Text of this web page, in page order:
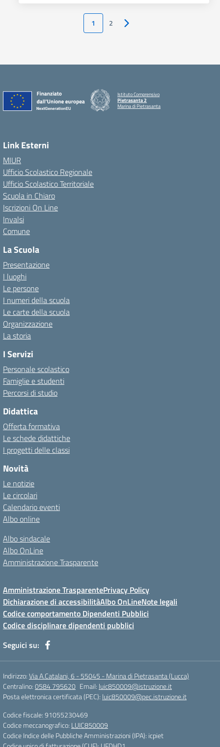
1 2 Pagina successiva
Istituto Comprensivo
Pietrasanta 2
Marina di Pietrasanta
Link Esterni
MIUR
Ufficio Scolastico Regionale
Ufficio Scolastico Territoriale
Scuola in Chiaro
Iscrizioni On Line
Invalsi
Comune
La Scuola
Presentazione
I luoghi
Le persone
I numeri della scuola
Le carte della scuola
Organizzazione
La storia
I Servizi
Personale scolastico
Famiglie e studenti
Percorsi di studio
Didattica
Offerta formativa
Le schede didattiche
I progetti delle classi
Novità
Le notizie
Le circolari
Calendario eventi
Albo online
Albo sindacale
Albo OnLine
Amministrazione Trasparente
Amministrazione TrasparentePrivacy Policy
Dichiarazione di accessibilitàAlbo OnLineNote legali
Codice comportamento Dipendenti Pubblici
Codice disciplinare dipendenti pubblici
Seguici su:
Indirizzo:Via A.Catalani, 6 - 55045 - Marina di Pietrasanta (Lucca)
Centralino:0584 795620 Email: luic850009@istruzione.it
Posta elettronica certificata (PEC): luic850009@pec.istruzione.it
Codice fiscale: 91055230469
Codice meccanografico: LUIC850009
Codice Indice delle Pubbliche Amministrazioni (IPA): icpiet